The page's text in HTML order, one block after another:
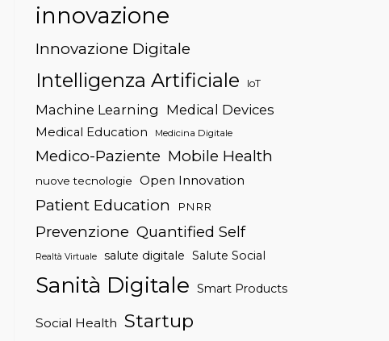
innovazione
Innovazione Digitale
Intelligenza Artificiale IoT
Machine Learning Medical Devices
Medical Education Medicina Digitale
Medico-Paziente Mobile Health
nuove tecnologie Open Innovation
Patient Education PNRR
Prevenzione Quantified Self
Realtà Virtuale salute digitale Salute Social
Sanità Digitale Smart Products
Social Health Startup